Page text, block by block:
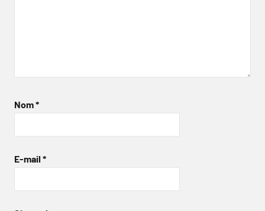
Nom*
E-mail *